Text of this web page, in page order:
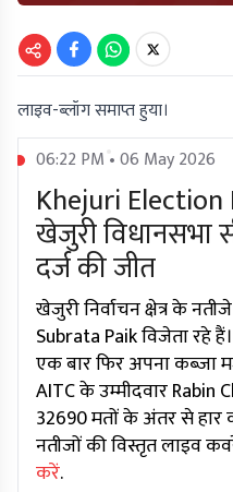
लाइव-ब्लॉग समाप्त हुया।
06:22 PM • 06 May 2026
Khejuri Election
खेजुरी विधानसभा
दर्ज की जीत
खेजुरी निर्वाचन क्षेत्र के
Subrata Paik विजेता रहे
एक बार फिर अपना कब्जा
AITC के उम्मीदवार Rabin
32690 मतों के अंतर से हार
नतीजों की विस्तृत लाइव
करें.